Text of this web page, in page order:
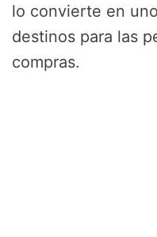
lo convierte en
destinos para las
compras.